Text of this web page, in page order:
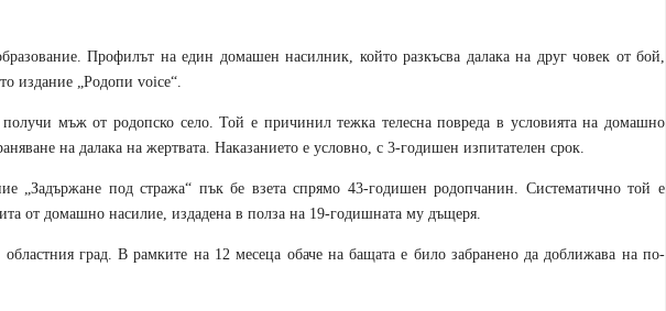
Профилът на един домашен насилник, който разкъсва далака на друг човек от бой,
издание „Родопи voice“.
получи мъж от родопско село. Той е причинил тежка телесна повреда в условията на домашно
на далака на жертвата. Наказанието е условно, с 3-годишен изпитателен срок.
„Задържане под стража“ пък бе взета спрямо 43-годишен родопчанин. Систематично той е
от домашно насилие, издадена в полза на 19-годишната му дъщеря.
град. В рамките на 12 месеца обаче на бащата е било забранено да доближава на по-